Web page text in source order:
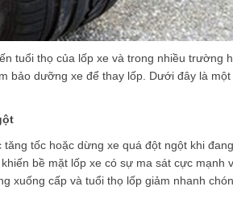
tuổi thọ của lốp xe và trong nhiều trường
bảo dưỡng xe để thay lốp. Dưới đây là
tốc hoặc dừng xe quá đột ngột khi
bề mặt lốp xe có sự ma sát cực
xuống cấp và tuổi thọ lốp giảm nhanh